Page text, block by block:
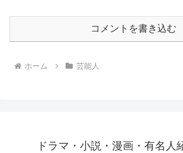
コメントを書き込む
ホーム 芸能人
ドラマ・小説・漫画・有名人